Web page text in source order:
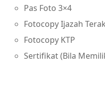
Pas Foto 3×4
Fotocopy Ijazah
Fotocopy KTP
Sertifikat (Bila